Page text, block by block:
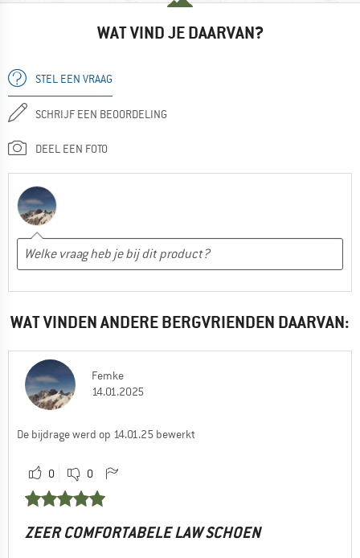
WAT VIND JE DAARVAN?
STEL EEN VRAAG
SCHRIJF EEN BEOORDELING
DEEL EEN FOTO
WAT VINDEN ANDERE BERGVRIENDEN DAARVAN:
Femke
14.01.2025
De bijdrage werd op 14.01.25 bewerkt
0 0
ZEER COMFORTABELE LAW SCHOEN